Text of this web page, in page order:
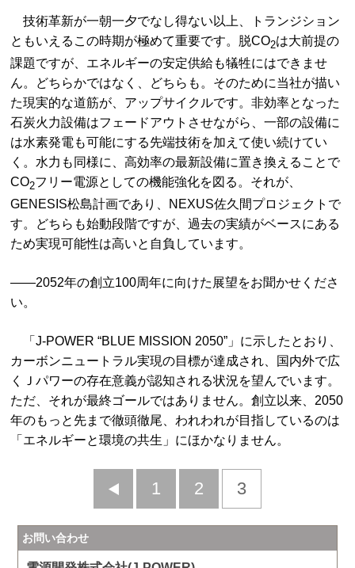
技術革新が一朝一夕でなし得ない以上、トランジション
ともいえるこの時期が極めて重要です。脱CO2は大前提の
課題ですが、エネルギーの安定供給も犠牲にはできませ
ん。どちらかではなく、どちらも。そのために当社が描い
た現実的な道筋が、アップサイクルです。非効率となった
石炭火力設備はフェードアウトさせながら、一部の設備に
は水素発電も可能にする先端技術を加えて使い続けてい
く。水力も同様に、高効率の最新設備に置き換えることで
CO2フリー電源としての機能強化を図る。それが、
GENESIS松島計画であり、NEXUS佐久間プロジェクトで
す。どちらも始動段階ですが、過去の実績がベースにある
ため実現可能性は高いと自負しています。
——2052年の創立100周年に向けた展望をお聞かせくださ
い。
「J-POWER “BLUE MISSION 2050”」に示したとおり、
カーボンニュートラル実現の目標が達成され、国内外で広
くＪパワーの存在意義が認知される状況を望んでいます。
ただ、それが最終ゴールではありません。創立以来、2050
年のもっと先まで徹頭徹尾、われわれが目指しているのは
「エネルギーと環境の共生」にほかなりません。
前
へ
1 2 3
お問い合わせ